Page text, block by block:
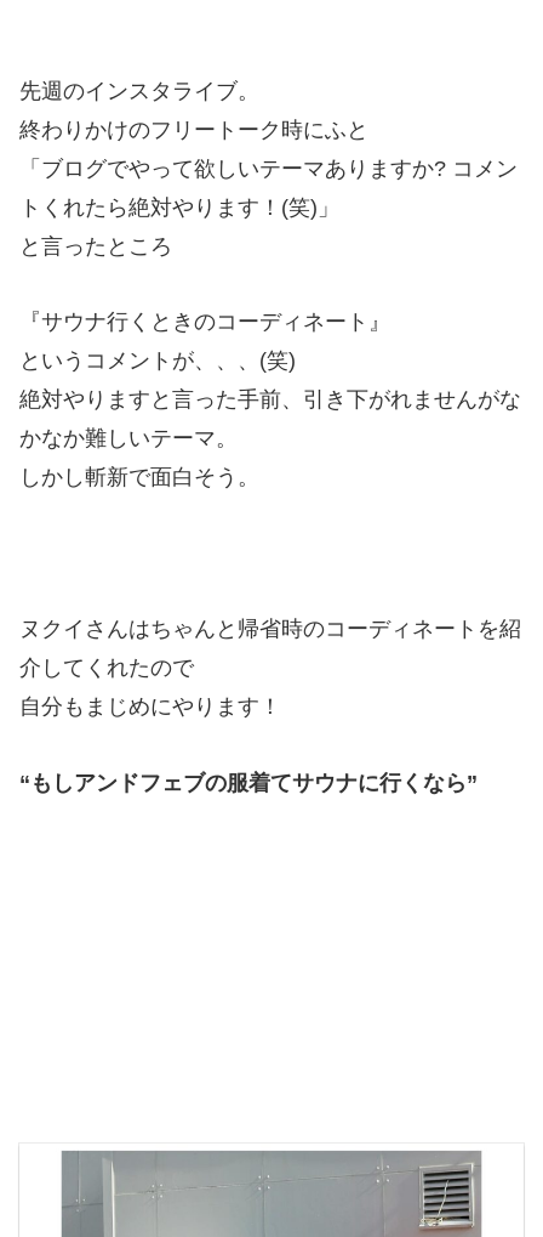
先週のインスタライブ。
終わりかけのフリートーク時にふと
「ブログでやって欲しいテーマありますか? コメン
トくれたら絶対やります！(笑)」
と言ったところ
『サウナ行くときのコーディネート』
というコメントが、、、(笑)
絶対やりますと言った手前、引き下がれませんがな
かなか難しいテーマ。
しかし斬新で面白そう。
ヌクイさんはちゃんと帰省時のコーディネートを紹
介してくれたので
自分もまじめにやります！
“もしアンドフェブの服着てサウナに行くなら”